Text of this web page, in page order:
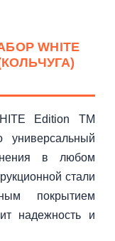
WHITE
Edition ТМ
в любом
стали
покрытием
надежность и